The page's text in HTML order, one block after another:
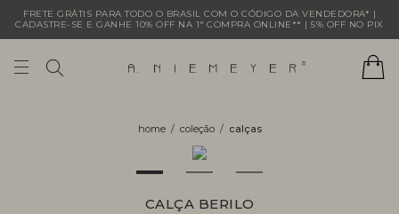
FRETE GRÁTIS PARA TODO O BRASIL COM O CÓDIGO DA VENDEDORA* |
CADASTRE-SE E GANHE 10% OFF NA 1ª COMPRA ONLINE** | 5% OFF NO PIX
coleção calças
CALÇA BERILO